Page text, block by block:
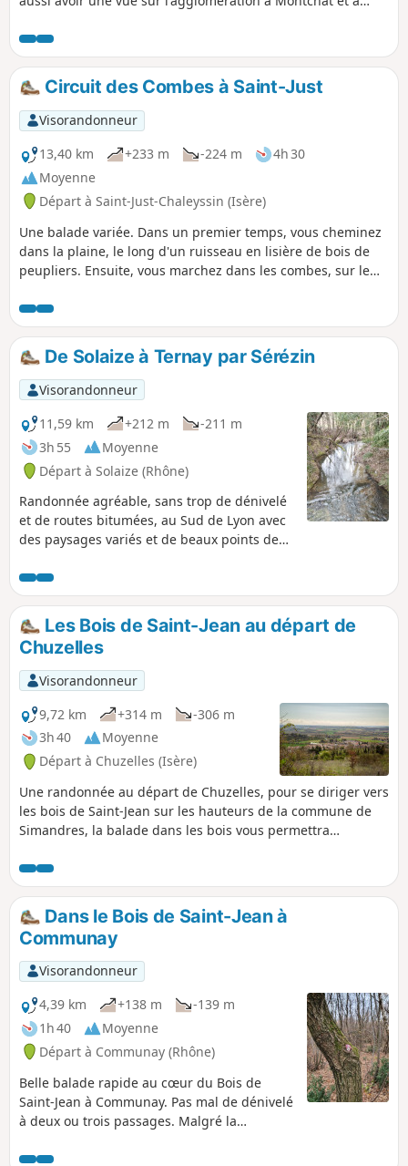
Circuit des Combes à Saint-Just
Visorandonneur
13,40 km
+233 m -224 m
4h 30
Moyenne
Départ à Saint-Just-Chaleyssin (Isère)
Une balade variée. Dans un premier temps, vous cheminez
dans la plaine, le long d'un ruisseau en lisière de bois de
peupliers. Ensuite, vous marchez dans les combes, sur le
Monts du Lyonnais.
De Solaize à Ternay par Sérézin
Visorandonneur
11,59 km
+212 m
-211 m
3h 55
Moyenne
Départ à Solaize (Rhône)
Randonnée agréable, sans trop de dénivelé
et de routes bitumées, au Sud de Lyon avec
des paysages variés et de beaux points de
Les Bois de Saint-Jean au départ de
Chuzelles
Visorandonneur
9,72 km
+314 m
-306 m
3h 40
Moyenne
Départ à Chuzelles (Isère)
Une randonnée au départ de Chuzelles, pour se diriger vers
les bois de Saint-Jean sur les hauteurs de la commune de
Simandres, la balade dans les bois vous permettra
possible visite de Notre-Dame de Limon, qui se situe sur
l'antique voie domitienne, la chapelle romane qui date du
XIIe siècle.
Dans le Bois de Saint-Jean à
Communay
Visorandonneur
4,39 km
+138 m
-139 m
1h 40
Moyenne
Départ à Communay (Rhône)
Belle balade rapide au cœur du Bois de
Saint-Jean à Communay. Pas mal de dénivelé
à deux ou trois passages. Malgré la
sentirez loin de toute civilisation durant